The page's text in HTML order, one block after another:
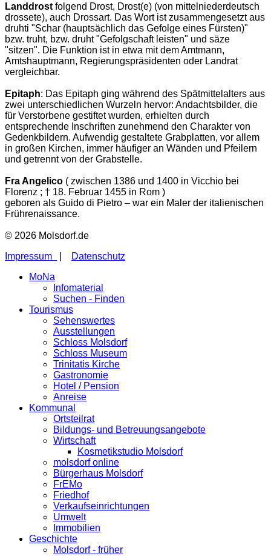
Landdrost folgend Drost, Drost(e) (von mittelniederdeutsch
drossete), auch Drossart. Das Wort ist zusammengesetzt aus
druhti "Schar (hauptsächlich das Gefolge eines Fürsten)"
bzw. truht, bzw. druht "Gefolgschaft leisten" und säze
"sitzen". Die Funktion ist in etwa mit dem Amtmann,
Amtshauptmann, Regierungspräsidenten oder Landrat
vergleichbar.
Epitaph: Das Epitaph ging während des Spätmittelalters aus
zwei unterschiedlichen Wurzeln hervor: Andachtsbilder, die
für Verstorbene gestiftet wurden, erhielten durch
entsprechende Inschriften zunehmend den Charakter von
Gedenkbildern. Aufwendig gestaltete Grabplatten, vor allem
in großen Kirchen, immer häufiger an Wänden und Pfeilern
und getrennt von der Grabstelle.
Fra Angelico ( zwischen 1386 und 1400 in Vicchio bei
Florenz ; † 18. Februar 1455 in Rom )
geboren als Guido di Pietro – war ein Maler der italienischen
Frührenaissance.
© 2026 Molsdorf.de
Impressum
Datenschutz
MoNa
Infomaterial
Suchen - Finden
Tourismus
Sehenswertes
Ausstellungen
Schloss Molsdorf
Schloss Museum
Trinitatis Kirche
Gastronomie
Hotel / Pension
Anreise
Kommunal
Ortsteilrat
Bildungs- und Betreuungsangebote
Wirtschaft
Kosmetikstudio Molsdorf
molsdorf online
Bürgerhaus Molsdorf
FrEMo
Friedhof
Verkaufseinrichtungen
Umwelt
Immobilien
Geschichte
Molsdorf - früher